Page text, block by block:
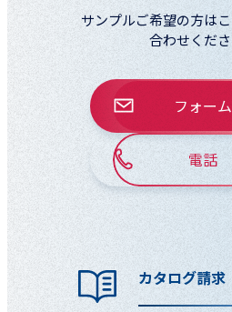
サンプルご希望の方は
合わせくださ
フォーム
電話
カタログ請求